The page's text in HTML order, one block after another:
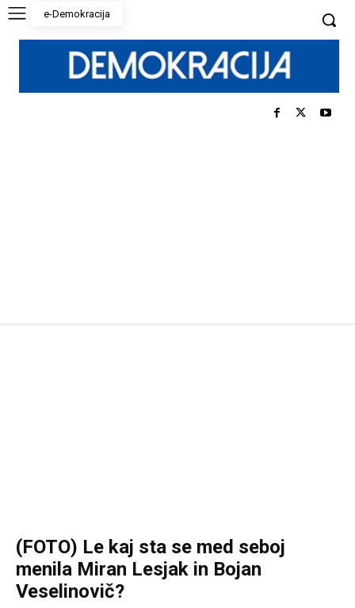
e-Demokracija
(FOTO) Le kaj sta se med seboj
menila Miran Lesjak in Bojan
Veselinovič?